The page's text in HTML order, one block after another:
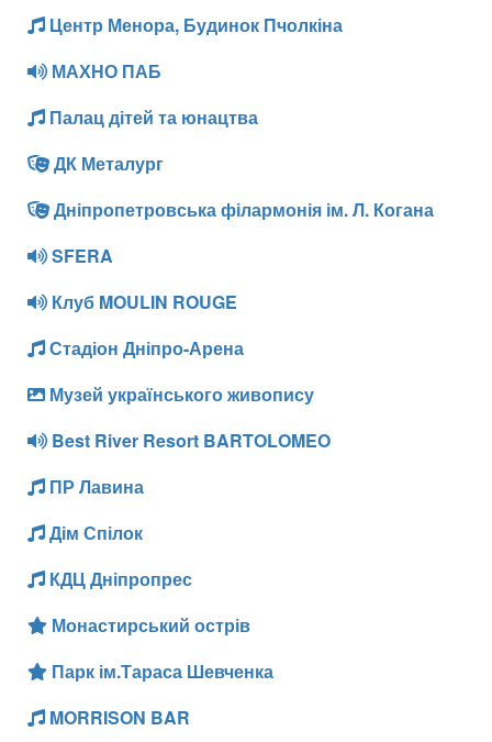
Центр Менора, Будинок Пчолкіна
МАХНО ПАБ
Палац дітей та юнацтва
ДК Металург
Дніпропетровська філармонія ім. Л. Когана
SFERA
Клуб MOULIN ROUGE
Стадіон Дніпро-Арена
Музей українського живопису
Best River Resort BARTOLOMEO
ПР Лавина
Дім Спілок
КДЦ Дніпропрес
Монастирський острів
Парк ім.Тараса Шевченка
MORRISON BAR